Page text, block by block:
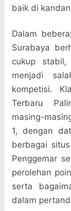
baik di
Dalam
Surabaya
cukup
menjadi
kompetisi.
Terbaru
masing-
1, dengan
berbagai
Penggemar
perolehan
serta
dalam